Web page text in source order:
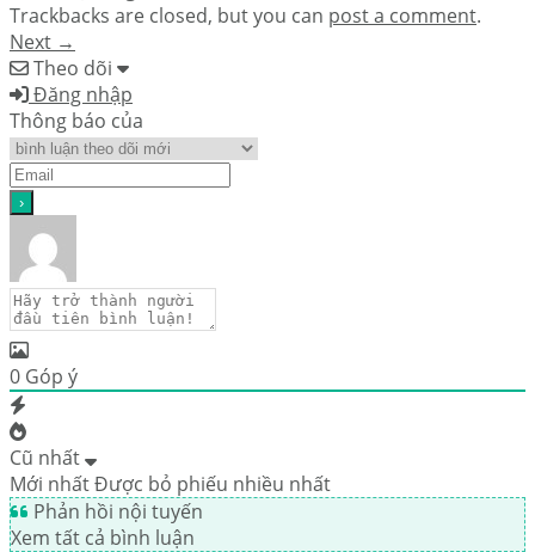
Trackbacks are closed, but you can post a comment.
Next →
Theo dõi
Đăng nhập
Thông báo của
0 Góp ý
Cũ nhất
Mới nhấtĐược bỏ phiếu nhiều nhất
Phản hồi nội tuyến
Xem tất cả bình luận